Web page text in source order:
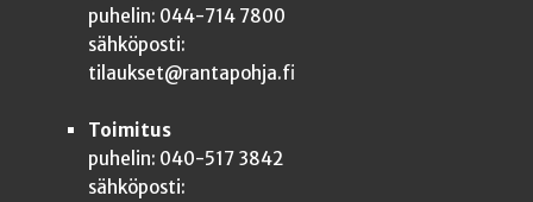
puhelin: 044-714 7800
sähköposti:
tilaukset@rantapohja.fi
Toimitus
puhelin: 040-517 3842
sähköposti: